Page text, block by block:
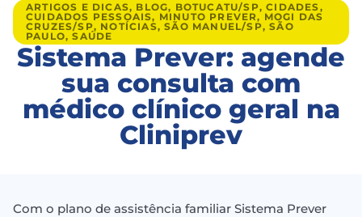
ARTIGOS E DICAS, BLOG, BOTUCATU/SP,CIDADES,
CUIDADOS PESSOAIS, MINUTO PREVER, MOGI DAS
CRUZES/SP, NOTÍCIAS,SÃO MANUEL/SP,SÃO
PAULO,SAÚDE
Sistema Prever: agende
sua consulta com
médico clínico geral na
Cliniprev
Com o plano de assistência familiar Sistema Prever